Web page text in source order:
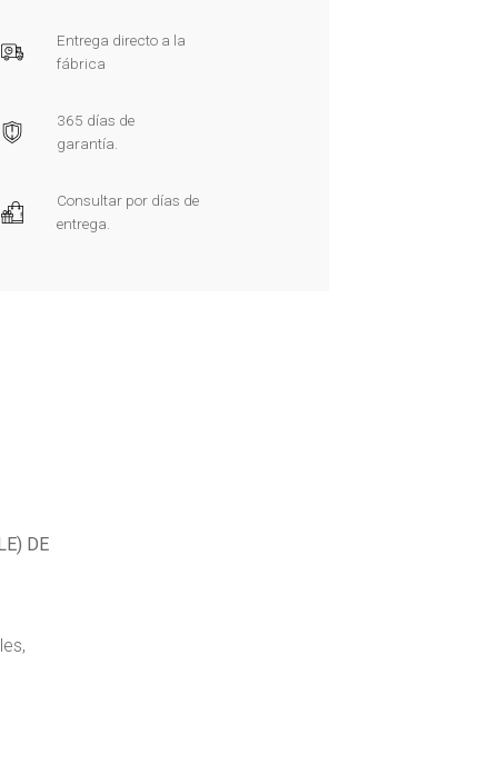
Entrega directo a la
fábrica
365 días de
garantía.
Consultar por días de
entrega.
DE